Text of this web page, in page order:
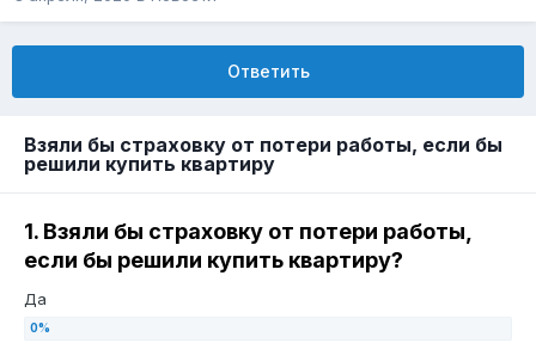
Ответить
Взяли бы страховку от потери работы, если бы
решили купить квартиру
1. Взяли бы страховку от потери работы,
если бы решили купить квартиру?
Да